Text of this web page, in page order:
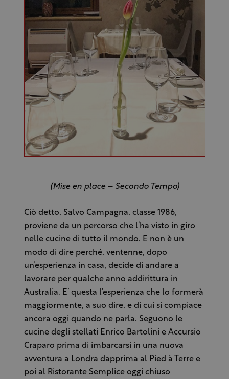
(Mise en place – Secondo Tempo)
Ciò detto, Salvo Campagna, classe 1986,
proviene da un percorso che l’ha visto in giro
nelle cucine di tutto il mondo. E non è un
modo di dire perché, ventenne, dopo
un’esperienza in casa, decide di andare a
lavorare per qualche anno addirittura in
Australia. E’ questa l’esperienza che lo formerà
maggiormente, a suo dire, e di cui si compiace
ancora oggi quando ne parla. Seguono le
cucine degli stellati Enrico Bartolini e Accursio
Craparo prima di imbarcarsi in una nuova
avventura a Londra dapprima al Pied à Terre e
poi al Ristorante Semplice oggi chiuso